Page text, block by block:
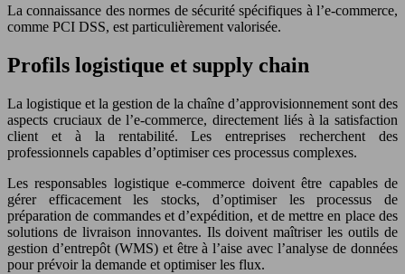
La connaissance des normes de sécurité spécifiques à l’e-commerce,
comme PCI DSS, est particulièrement valorisée.
Profils logistique et supply chain
La logistique et la gestion de la chaîne d’approvisionnement sont des
aspects cruciaux de l’e-commerce, directement liés à la satisfaction
client et à la rentabilité. Les entreprises recherchent des
professionnels capables d’optimiser ces processus complexes.
Les responsables logistique e-commerce doivent être capables de
gérer efficacement les stocks, d’optimiser les processus de
préparation de commandes et d’expédition, et de mettre en place des
solutions de livraison innovantes. Ils doivent maîtriser les outils de
gestion d’entrepôt (WMS) et être à l’aise avec l’analyse de données
pour prévoir la demande et optimiser les flux.